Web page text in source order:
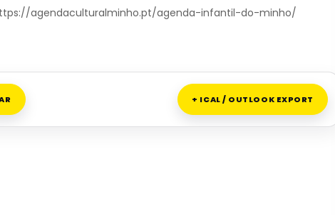
agendaculturalminho.pt/agenda-infantil-do-minho/
+ ICAL / OUTLOOK EXPORT